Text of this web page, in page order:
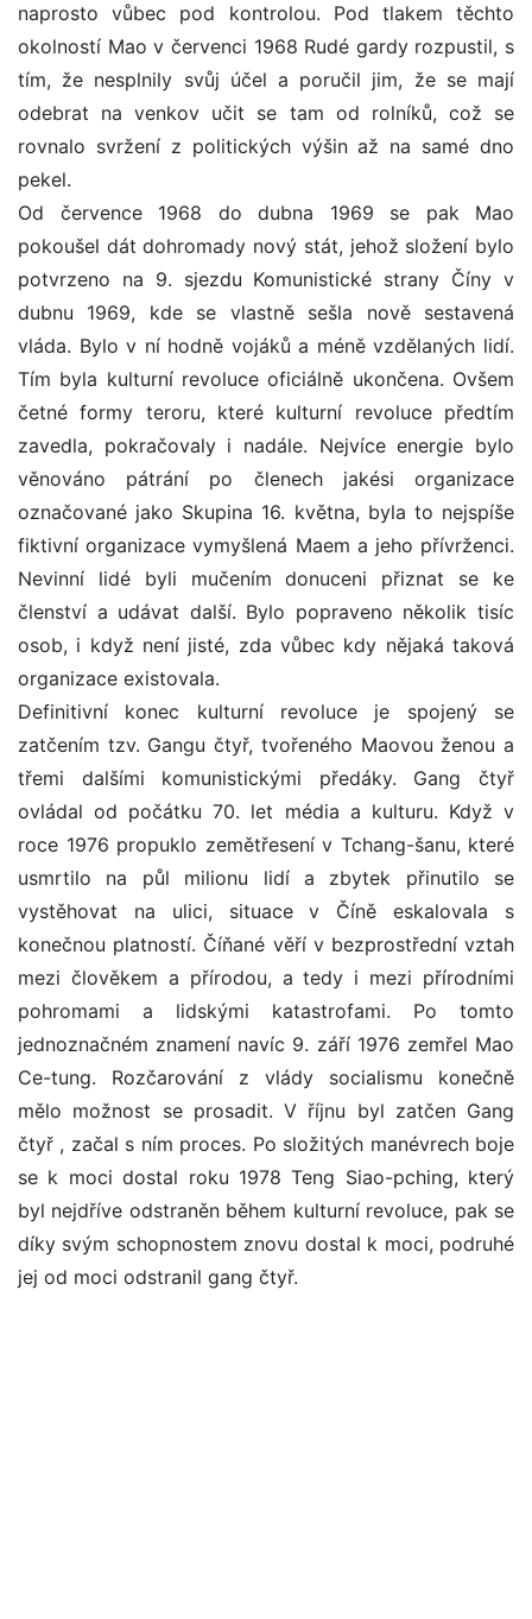
naprosto vůbec pod kontrolou. Pod tlakem těchto
okolností Mao v červenci 1968 Rudé gardy rozpustil, s
tím, že nesplnily svůj účel a poručil jim, že se mají
odebrat na venkov učit se tam od rolníků, což se
rovnalo svržení z politických výšin až na samé dno
pekel.
Od července 1968 do dubna 1969 se pak Mao
pokoušel dát dohromady nový stát, jehož složení bylo
potvrzeno na 9. sjezdu Komunistické strany Číny v
dubnu 1969, kde se vlastně sešla nově sestavená
vláda. Bylo v ní hodně vojáků a méně vzdělaných lidí.
Tím byla kulturní revoluce oficiálně ukončena. Ovšem
četné formy teroru, které kulturní revoluce předtím
zavedla, pokračovaly i nadále. Nejvíce energie bylo
věnováno pátrání po členech jakési organizace
označované jako Skupina 16. května, byla to nejspíše
fiktivní organizace vymyšlená Maem a jeho přívrženci.
Nevinní lidé byli mučením donuceni přiznat se ke
členství a udávat další. Bylo popraveno několik tisíc
osob, i když není jisté, zda vůbec kdy nějaká taková
organizace existovala.
Definitivní konec kulturní revoluce je spojený se
zatčením tzv. Gangu čtyř, tvořeného Maovou ženou a
třemi dalšími komunistickými předáky. Gang čtyř
ovládal od počátku 70. let média a kulturu. Když v
roce 1976 propuklo zemětřesení v Tchang-šanu, které
usmrtilo na půl milionu lidí a zbytek přinutilo se
vystěhovat na ulici, situace v Číně eskalovala s
konečnou platností. Číňané věří v bezprostřední vztah
mezi člověkem a přírodou, a tedy i mezi přírodními
pohromami a lidskými katastrofami. Po tomto
jednoznačném znamení navíc 9. září 1976 zemřel Mao
Ce-tung. Rozčarování z vlády socialismu konečně
mělo možnost se prosadit. V říjnu byl zatčen Gang
čtyř , začal s ním proces. Po složitých manévrech boje
se k moci dostal roku 1978 Teng Siao-pching, který
byl nejdříve odstraněn během kulturní revoluce, pak se
díky svým schopnostem znovu dostal k moci, podruhé
jej od moci odstranil gang čtyř.